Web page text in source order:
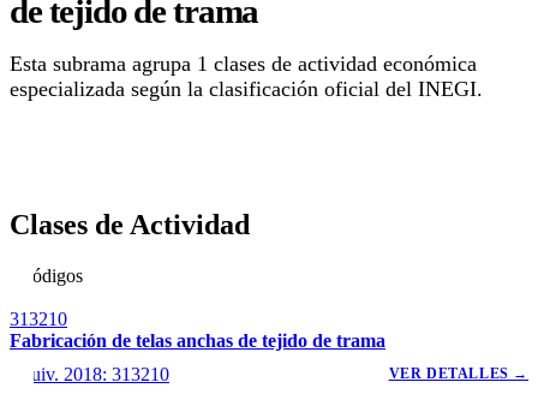
de tejido de trama
Esta subrama agrupa 1 clases de actividad económica
especializada según la clasificación oficial del INEGI.
Clases de Actividad
1 códigos
313210
Fabricación de telas anchas de tejido de trama
Equiv. 2018: 313210
VER DETALLES →